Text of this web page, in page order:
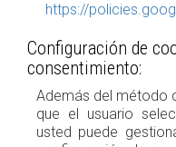
https://
Configuración de
consentimiento:
Además del método
que el usuario
usted puede